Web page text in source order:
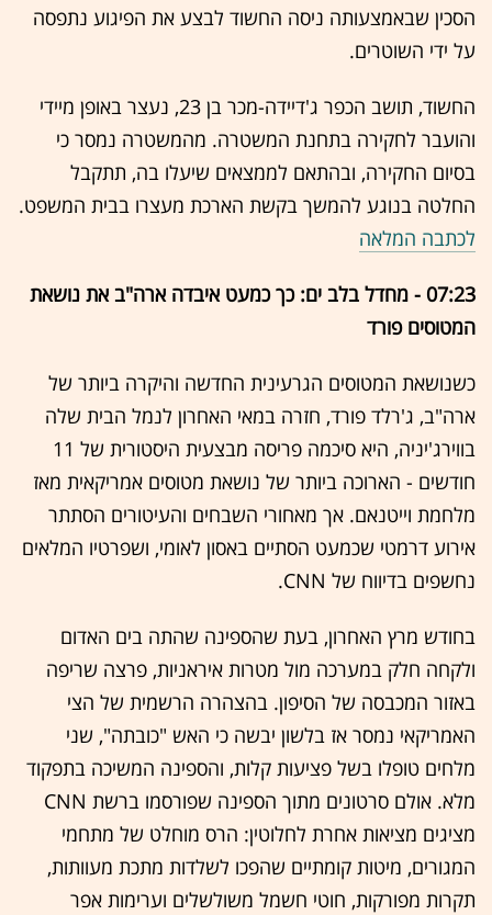
הסכין שבאמצעותה ניסה החשוד לבצע את הפיגוע נתפסה
על ידי השוטרים.
החשוד, תושב הכפר ג'דיידה-מכר בן 23, נעצר באופן מיידי
והועבר לחקירה בתחנת המשטרה. מהמשטרה נמסר כי
בסיום החקירה, ובהתאם לממצאים שיעלו בה, תתקבל
החלטה בנוגע להמשך בקשת הארכת מעצרו בבית המשפט.
לכתבה המלאה
07:23 - מחדל בלב ים: כך כמעט איבדה ארה"ב את נושאת
המטוסים פורד
כשנושאת המטוסים הגרעינית החדשה והיקרה ביותר של
ארה"ב, ג'רלד פורד, חזרה במאי האחרון לנמל הבית שלה
בווירג'יניה, היא סיכמה פריסה מבצעית היסטורית של 11
חודשים - הארוכה ביותר של נושאת מטוסים אמריקאית מאז
מלחמת וייטנאם. אך מאחורי השבחים והעיטורים הסתתר
אירוע דרמטי שכמעט הסתיים באסון לאומי, ושפרטיו המלאים
נחשפים בדיווח של CNN.
בחודש מרץ האחרון, בעת שהספינה שהתה בים האדום
ולקחה חלק במערכה מול מטרות איראניות, פרצה שריפה
באזור המכבסה של הסיפון. בהצהרה הרשמית של הצי
האמריקאי נמסר אז בלשון יבשה כי האש "כובתה", שני
מלחים טופלו בשל פציעות קלות, והספינה המשיכה בתפקוד
מלא. אולם סרטונים מתוך הספינה שפורסמו ברשת CNN
מציגים מציאות אחרת לחלוטין: הרס מוחלט של מתחמי
המגורים, מיטות קומתיים שהפכו לשלדות מתכת מעוותות,
תקרות מפורקות, חוטי חשמל משולשלים וערימות אפר